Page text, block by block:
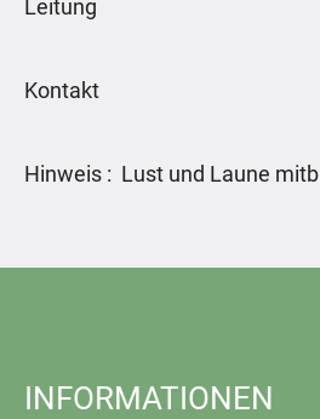
Leitung
Kontakt
Hinweis : Lust und Laune
INFORMATIONEN